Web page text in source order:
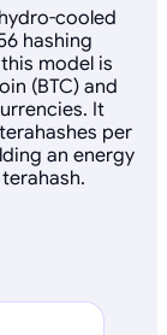
cooled
hashing
model is
(BTC) and
It
per
an energy